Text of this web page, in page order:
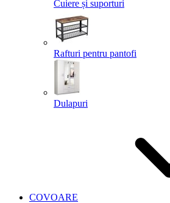
Cuiere și suporturi
Rafturi pentru pantofi
Dulapuri
COVOARE